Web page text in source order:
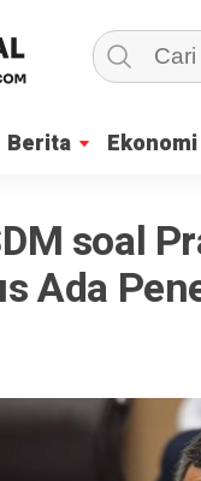
Berita Ekonomi
Berita Ekonomi
soal
Ada